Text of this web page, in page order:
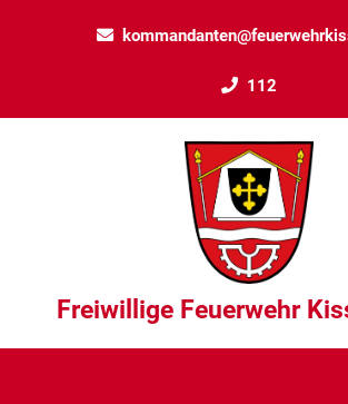
112
Freiwillige Feuerwehr